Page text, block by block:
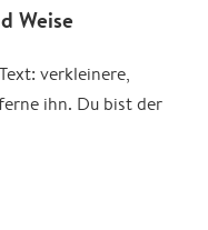
Weise
verkleinere,
ihn. Du bist der